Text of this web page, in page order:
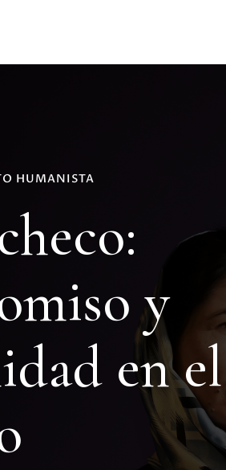
HUMANISTA
y
en el